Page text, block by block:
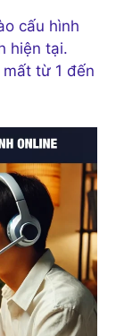
cấu hình
hiện tại.
từ 1 đến